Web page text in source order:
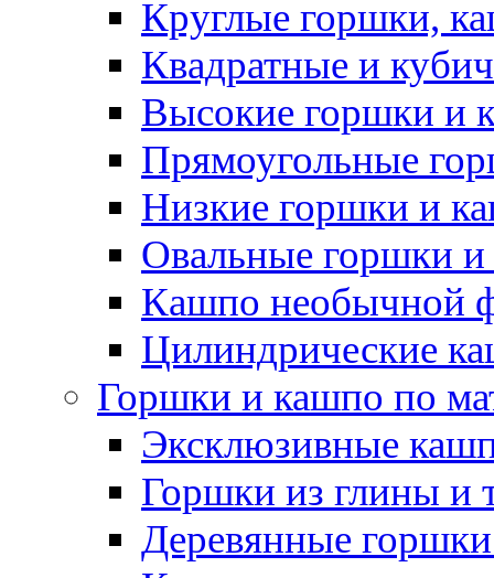
Круглые горшки,
Квадратные и
Высокие горшки и
Прямоугольные
Низкие горшки и
Овальные горшки
Кашпо необычной
Цилиндрические
Горшки и кашпо по
Эксклюзивные
Горшки из глины и
Деревянные